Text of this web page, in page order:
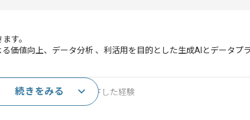
す。
価値向上、データ分析 、利活用を目的とした生成AIとデータプ
、品質を横断的にリードした経験
続きをみる